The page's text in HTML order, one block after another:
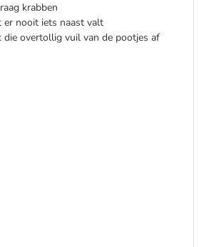
krabben
er nooit iets naast valt
die overtollig vuil van de pootjes af